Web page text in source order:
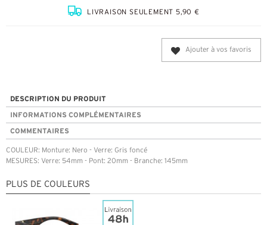
LIVRAISON SEULEMENT 5,90 €
Ajouter à vos favoris
DESCRIPTION DU PRODUIT
INFORMATIONS COMPLÉMENTAIRES
COMMENTAIRES
COULEUR: Monture: Nero - Verre: Gris foncé
MESURES: Verre: 54mm - Pont: 20mm - Branche: 145mm
PLUS DE COULEURS